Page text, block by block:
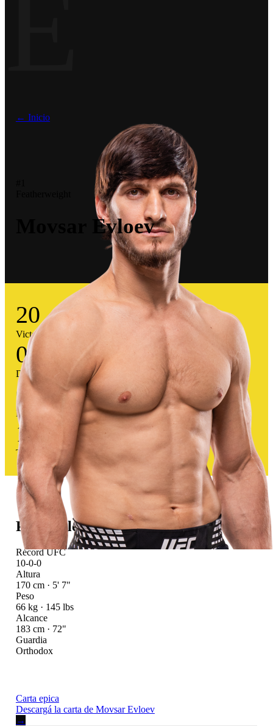
← Inicio
Movsar Evloev
20
Victorias
0
Derrotas
0
Empates
100
Tasa victoria
Perfil atlético
Récord UFC
10-0-0
Altura
170 cm · 5' 7"
Peso
66 kg · 145 lbs
Alcance
183 cm · 72"
Guardia
Orthodox
Carta epica
Descargá la carta de Movsar Evloev
→